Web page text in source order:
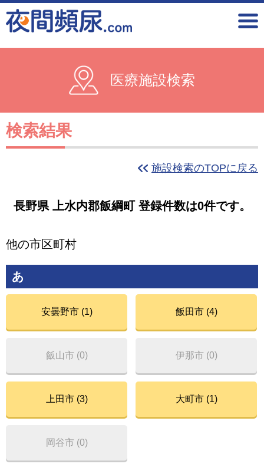
医療施設検索
検索結果
施設検索のTOPに戻る
長野県 上水内郡飯綱町 登録件数は0件です。
他の市区町村
あ
安曇野市 (1) 飯田市 (4)
飯山市 (0) 伊那市 (0)
上田市 (3) 大町市 (1)
岡谷市 (0)